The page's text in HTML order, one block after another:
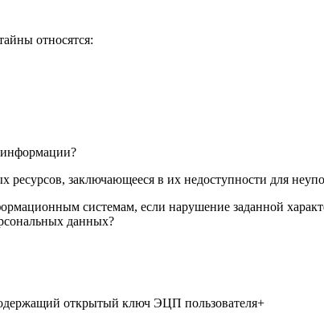
относятся:
информации?
ресурсов, заключающееся в их недоступности для
системам, если нарушение заданной
данных?
открытый ключ ЭЦП пользователя+